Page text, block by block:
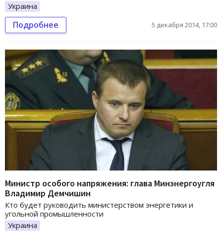
Украина
Подробнее 5 декабря 2014, 17:00
Министр особого напряжения: глава Минэнергоугля
Владимир Демчишин
Кто будет руководить министерством энергетики и
угольной промышленности
Украина